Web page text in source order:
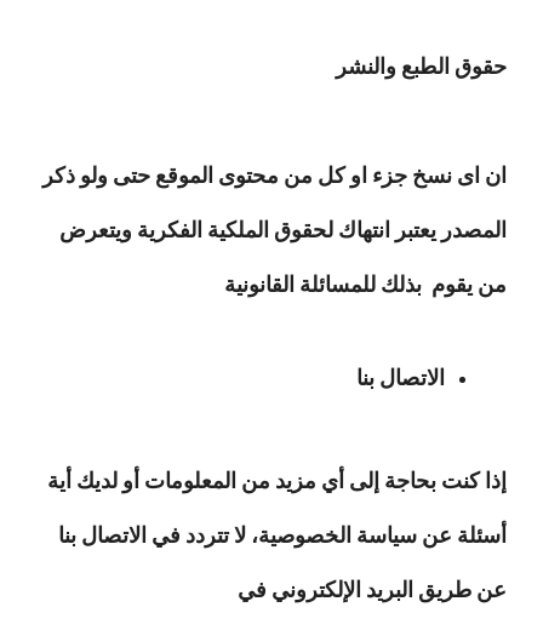
حقوق الطبع والنشر
ان اى نسخ جزء او كل من محتوى الموقع حتى ولو ذكر
المصدر يعتبر انتهاك لحقوق الملكية الفكرية ويتعرض
من يقوم بذلك للمسائلة القانونية
الاتصال بنا
إذا كنت بحاجة إلى أي مزيد من المعلومات أو لديك أية
أسئلة عن سياسة الخصوصية، لا تتردد في الاتصال بنا
عن طريق البريد الإلكتروني في